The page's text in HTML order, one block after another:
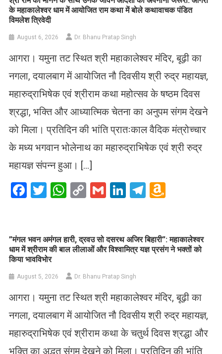
के महाकालेश्वर धाम में आयोजित राम कथा में बोले कथावाचक पंडित
विमलेश त्रिवेदी
August 6, 2026 Dr. Bhanu Pratap Singh
आगरा। यमुना तट स्थित श्री महाकालेश्वर मंदिर, बूढ़ी का
नगला, दयालबाग में आयोजित नौ दिवसीय श्री रुद्र महायज्ञ,
महारुद्राभिषेक एवं श्रीराम कथा महोत्सव के षष्ठम दिवस
श्रद्धा, भक्ति और आध्यात्मिक चेतना का अनुपम संगम देखने
को मिला। प्रतिदिन की भांति प्रातःकाल वैदिक मंत्रोच्चार
के मध्य भगवान भोलेनाथ का महारुद्राभिषेक एवं श्री रुद्र
महायज्ञ संपन्न हुआ। […]
Facebook
Twitter
WhatsApp
CopyGmailLinkedIn
Telegram
​”मंगल भवन अमंगल हारी, द्रवउ सो दसरथ अजिर बिहारी”: महाकालेश्वर
धाम में श्रीराम की बाल लीलाओं और विश्वामित्र यज्ञ प्रसंग ने भक्तों को
किया भावविभोर
August 5, 2026 Dr. Bhanu Pratap Singh
आगरा। यमुना तट स्थित श्री महाकालेश्वर मंदिर, बूढ़ी का
नगला, दयालबाग में आयोजित नौ दिवसीय श्री रुद्र महायज्ञ,
महारुद्राभिषेक एवं श्रीराम कथा के चतुर्थ दिवस श्रद्धा और
भक्ति का अद्भुत संगम देखने को मिला। प्रतिदिन की भांति